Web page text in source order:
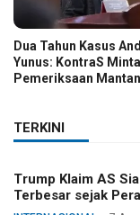
Dua Tahun Kasus
Yunus: KontraS Minta
Pemeriksaan
TERKINI
Trump Klaim AS
Terbesar sejak